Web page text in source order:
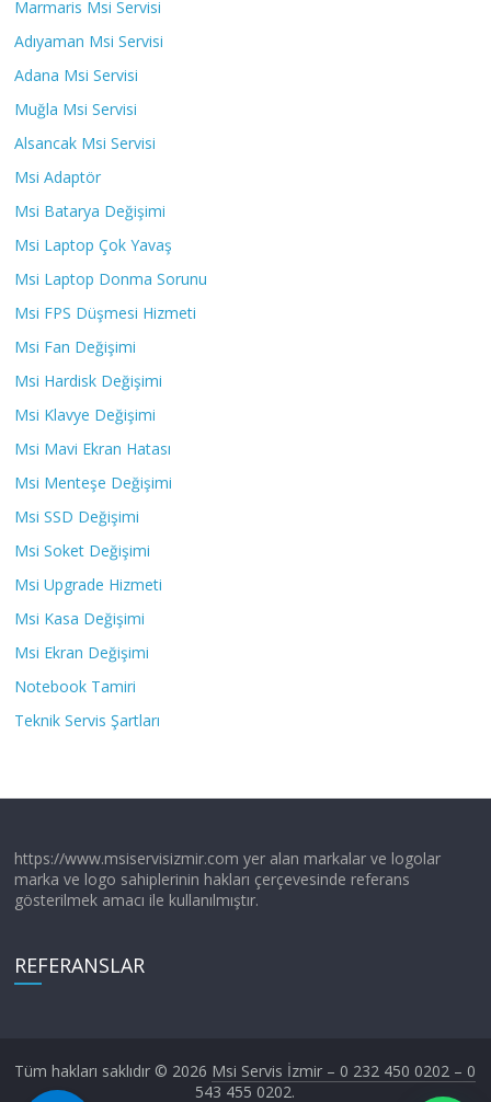
Marmaris Msi Servisi
Adıyaman Msi Servisi
Adana Msi Servisi
Muğla Msi Servisi
Alsancak Msi Servisi
Msi Adaptör
Msi Batarya Değişimi
Msi Laptop Çok Yavaş
Msi Laptop Donma Sorunu
Msi FPS Düşmesi Hizmeti
Msi Fan Değişimi
Msi Hardisk Değişimi
Msi Klavye Değişimi
Msi Mavi Ekran Hatası
Msi Menteşe Değişimi
Msi SSD Değişimi
Msi Soket Değişimi
Msi Upgrade Hizmeti
Msi Kasa Değişimi
Msi Ekran Değişimi
Notebook Tamiri
Teknik Servis Şartları
https://www.msiservisizmir.com yer alan markalar ve logolar
marka ve logo sahiplerinin hakları çerçevesinde referans
gösterilmek amacı ile kullanılmıştır.
REFERANSLAR
Tüm hakları saklıdır © 2026 Msi Servis İzmir – 0 232 450 0202 – 0
543 455 0202.